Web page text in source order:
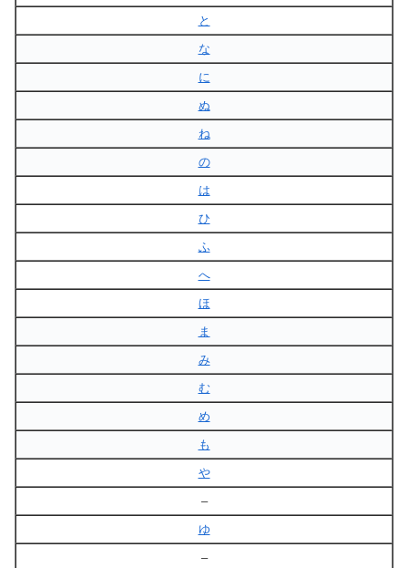
と
な
に
ぬ
ね
の
は
ひ
ふ
へ
ほ
ま
み
む
め
も
や
–
ゆ
–